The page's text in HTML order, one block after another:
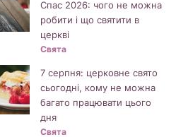
Спас 2026: чого не можна
робити і що святити в
церкві
Свята
7 серпня: церковне свято
сьогодні, кому не можна
багато працювати цього
дня
Свята